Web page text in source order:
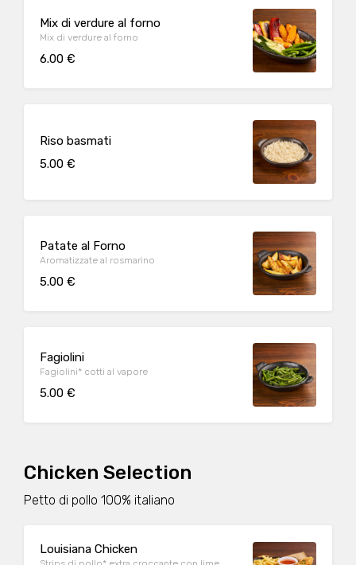
Mix di verdure al forno
Mix di verdure al forno
6.00 €
Riso basmati
5.00 €
Patate al Forno
Aromatizzate al rosmarino
5.00 €
Fagiolini
Fagiolini* cotti al vapore
5.00 €
Chicken Selection
Petto di pollo 100% italiano
Louisiana Chicken